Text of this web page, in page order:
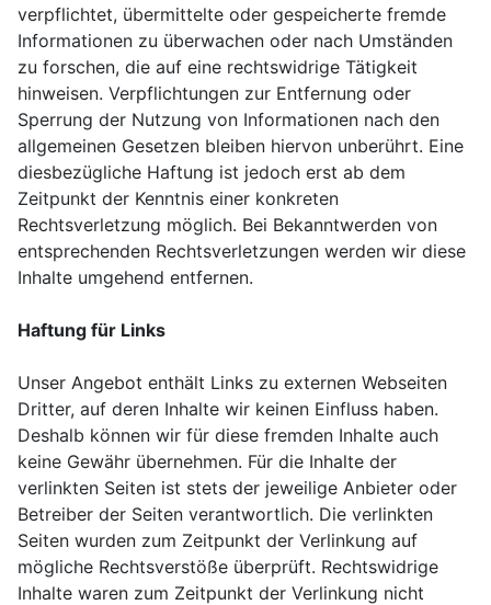
verpflichtet, übermittelte oder gespeicherte fremde
Informationen zu überwachen oder nach Umständen
zu forschen, die auf eine rechtswidrige Tätigkeit
hinweisen. Verpflichtungen zur Entfernung oder
Sperrung der Nutzung von Informationen nach den
allgemeinen Gesetzen bleiben hiervon unberührt. Eine
diesbezügliche Haftung ist jedoch erst ab dem
Zeitpunkt der Kenntnis einer konkreten
Rechtsverletzung möglich. Bei Bekanntwerden von
entsprechenden Rechtsverletzungen werden wir diese
Inhalte umgehend entfernen.
Haftung für Links
Unser Angebot enthält Links zu externen Webseiten
Dritter, auf deren Inhalte wir keinen Einfluss haben.
Deshalb können wir für diese fremden Inhalte auch
keine Gewähr übernehmen. Für die Inhalte der
verlinkten Seiten ist stets der jeweilige Anbieter oder
Betreiber der Seiten verantwortlich. Die verlinkten
Seiten wurden zum Zeitpunkt der Verlinkung auf
mögliche Rechtsverstöße überprüft. Rechtswidrige
Inhalte waren zum Zeitpunkt der Verlinkung nicht